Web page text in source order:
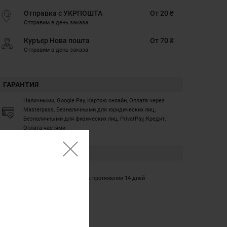
Отправка с УКРПОШТА
Отправим в день заказа
От 20 ₴
Куръєр Нова пошта
Отправим в день заказа
От 70 ₴
ГАРАНТИЯ
Наличными, Google Pay, Картою онлайн, Оплата через
Masterpass, Безналичными для юридических лиц,
Безналичными для физических лиц, PrivatPay, Кредит,
Оплата частями
Обмен/возврат товара на протяжении 14 дней